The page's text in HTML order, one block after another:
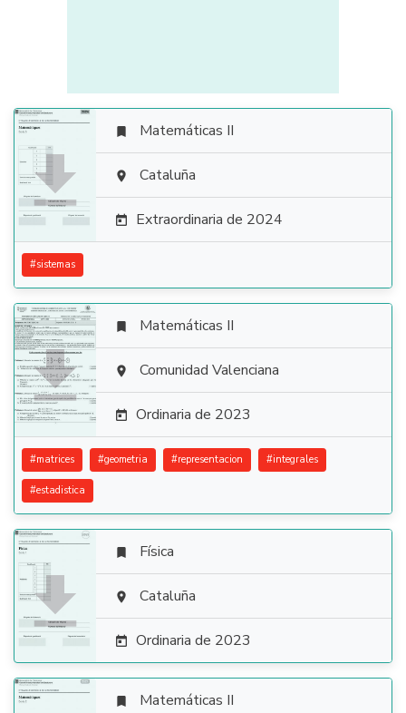

 Matemáticas II
 Cataluña
 Extraordinaria de 2024
#sistemas

 Matemáticas II
 Comunidad Valenciana
 Ordinaria de 2023
#matrices #geometria #representacion #integrales
#estadistica

 Física
 Cataluña
 Ordinaria de 2023
 Matemáticas II